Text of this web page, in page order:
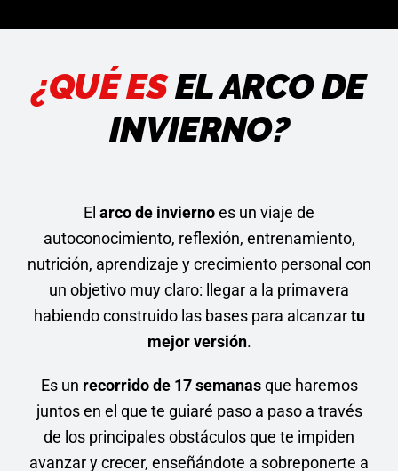
¿QUÉ ESEL ARCO DE
INVIERNO?
El arco de inviernoes un viaje de
autoconocimiento, reflexión, entrenamiento,
nutrición, aprendizaje y crecimiento personal con
un objetivo muy claro: llegar a la primavera
habiendo construido las bases para alcanzartu
mejor versión.
Es un recorrido de 17 semanasque haremos
juntos en el que te guiaré paso a paso a través
de los principales obstáculos que te impiden
avanzar y crecer, enseñándote a sobreponerte a